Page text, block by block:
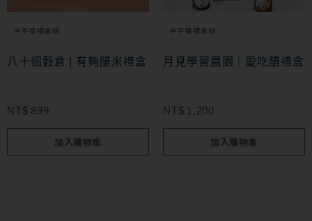
伴手禮禮盒組
八十佃穀倉 | 有夠醋米禮盒
NT$ 899
加入購物車
伴手禮禮盒組
月見學習農園｜愛吃醋禮盒
NT$ 1,200
加入購物車